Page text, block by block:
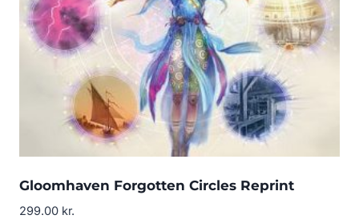
Gloomhaven Forgotten Circles Reprint
299.00 kr.